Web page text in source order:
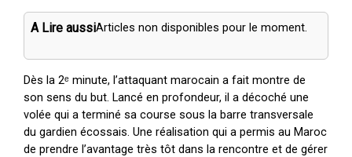
A Lire aussiArticles non disponibles pour le moment.
Dès la 2ᵉ minute, l’attaquant marocain a fait montre de
son sens du but. Lancé en profondeur, il a décoché une
volée qui a terminé sa course sous la barre transversale
du gardien écossais. Une réalisation qui a permis au Maroc
de prendre l’avantage très tôt dans la rencontre et de gérer